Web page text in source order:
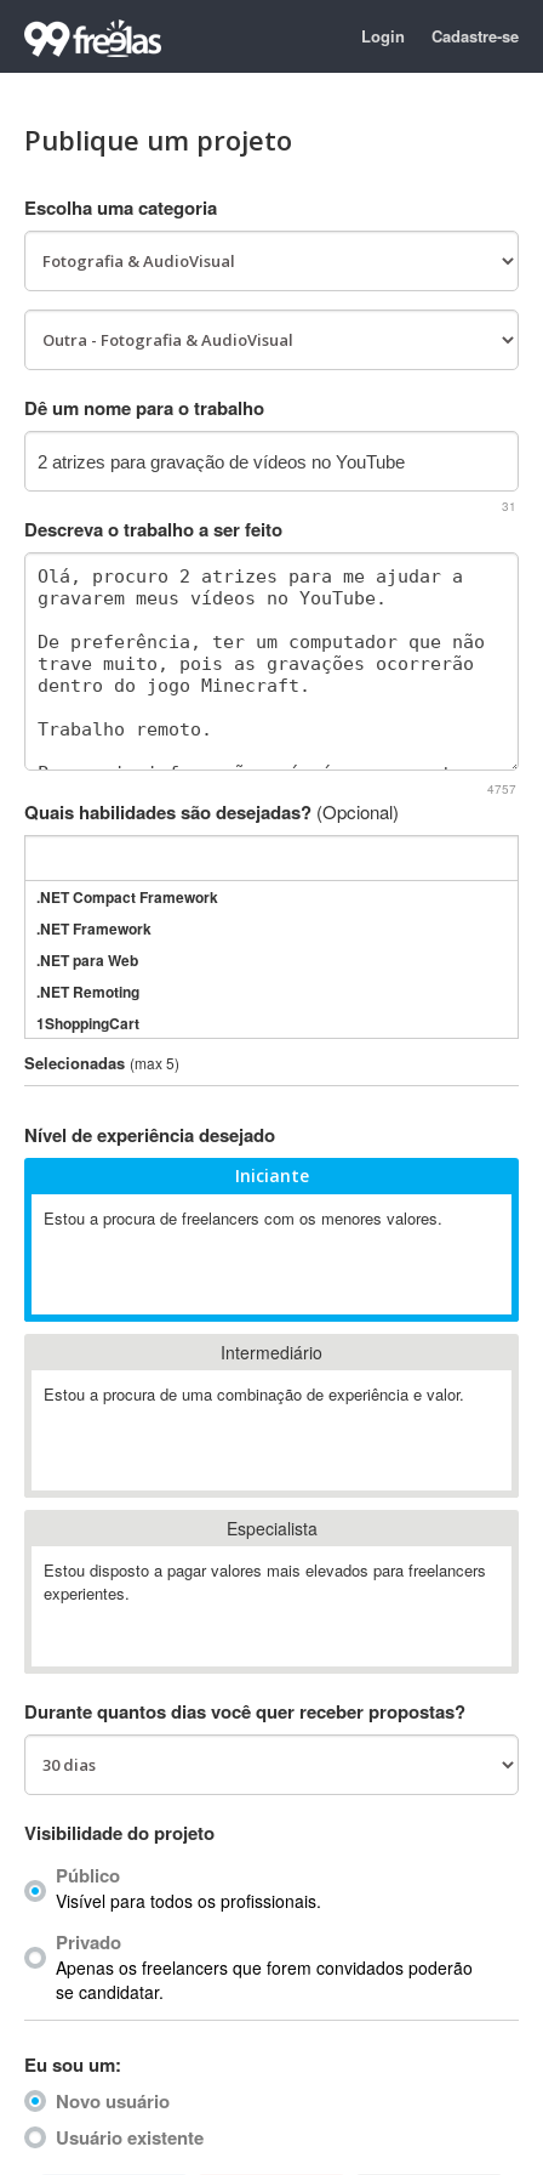
Login Cadastre-se
Publique um projeto
Escolha uma categoria
Dê um nome para o trabalho
31
Descreva o trabalho a ser feito
4757
Quais habilidades são desejadas? (Opcional)
.NET Compact Framework
.NET Framework
.NET para Web
.NET Remoting
1ShoppingCart
3DS Max
3GSM
802.11
A-GPS
ABAP
Abaqus
ABBYY FineReader
Ableton
Ableton Push
Abstract
AC3
ACID Pro
ACPI
Acrobat
Acrobat X
Acronis
ACT
Actimize
ActionScript
ActionScript 3
Selecionadas (max 5)
Nível de experiência desejado
Iniciante
Estou a procura de freelancers com os menores valores.
Intermediário
Estou a procura de uma combinação de experiência e valor.
Especialista
Estou disposto a pagar valores mais elevados para freelancers
experientes.
Durante quantos dias você quer receber propostas?
Visibilidade do projeto
Público
Visível para todos os profissionais.
Privado
Apenas os freelancers que forem convidados poderão
se candidatar.
Eu sou um:
Novo usuário
Usuário existente